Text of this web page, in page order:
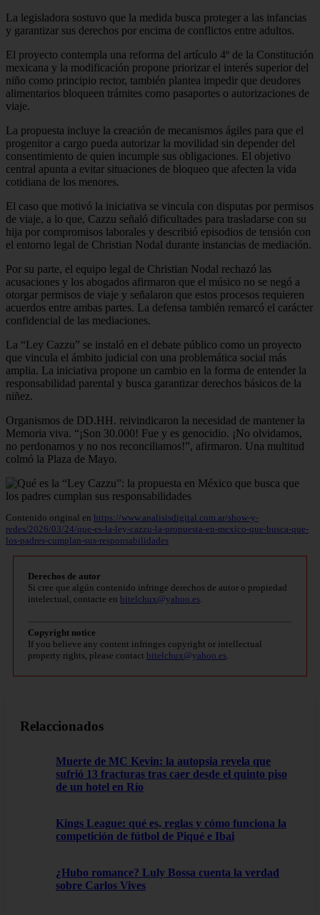
La legisladora sostuvo que la medida busca proteger a las infancias
y garantizar sus derechos por encima de conflictos entre adultos.
El proyecto contempla una reforma del artículo 4º de la Constitución
mexicana y la modificación propone priorizar el interés superior del
niño como principio rector, también plantea impedir que deudores
alimentarios bloqueen trámites como pasaportes o autorizaciones de
viaje.
La propuesta incluye la creación de mecanismos ágiles para que el
progenitor a cargo pueda autorizar la movilidad sin depender del
consentimiento de quien incumple sus obligaciones. El objetivo
central apunta a evitar situaciones de bloqueo que afecten la vida
cotidiana de los menores.
El caso que motivó la iniciativa se vincula con disputas por permisos
de viaje, a lo que, Cazzu señaló dificultades para trasladarse con su
hija por compromisos laborales y describió episodios de tensión con
el entorno legal de Christian Nodal durante instancias de mediación.
Por su parte, el equipo legal de Christian Nodal rechazó las
acusaciones y los abogados afirmaron que el músico no se negó a
otorgar permisos de viaje y señalaron que estos procesos requieren
acuerdos entre ambas partes. La defensa también remarcó el carácter
confidencial de las mediaciones.
La “Ley Cazzu” se instaló en el debate público como un proyecto
que vincula el ámbito judicial con una problemática social más
amplia. La iniciativa propone un cambio en la forma de entender la
responsabilidad parental y busca garantizar derechos básicos de la
niñez.
Organismos de DD.HH. reivindicaron la necesidad de mantener la
Memoria viva. “¡Son 30.000! Fue y es genocidio. ¡No olvidamos,
no perdonamos y no nos reconciliamos!”, afirmaron. Una multitud
colmó la Plaza de Mayo.
Contenido original en https://www.analisisdigital.com.ar/show-y-
redes/2026/03/24/que-es-la-ley-cazzu-la-propuesta-en-mexico-que-busca-que-
los-padres-cumplan-sus-responsabilidades
Derechos de autor
Si cree que algún contenido infringe derechos de autor o propiedad
intelectual, contacte en bitelchux@yahoo.es.
Copyright notice
If you believe any content infringes copyright or intellectual
property rights, please contact bitelchux@yahoo.es.
Relaccionados
Muerte de MC Kevin: la autopsia revela que
sufrió 13 fracturas tras caer desde el quinto piso
de un hotel en Río
Kings League: qué es, reglas y cómo funciona la
competición de fútbol de Piqué e Ibai
¿Hubo romance? Luly Bossa cuenta la verdad
sobre Carlos Vives